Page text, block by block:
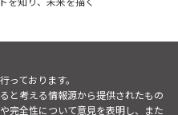
っております。
と考える情報源から提供されたもの
完全性について意見を表明し、また